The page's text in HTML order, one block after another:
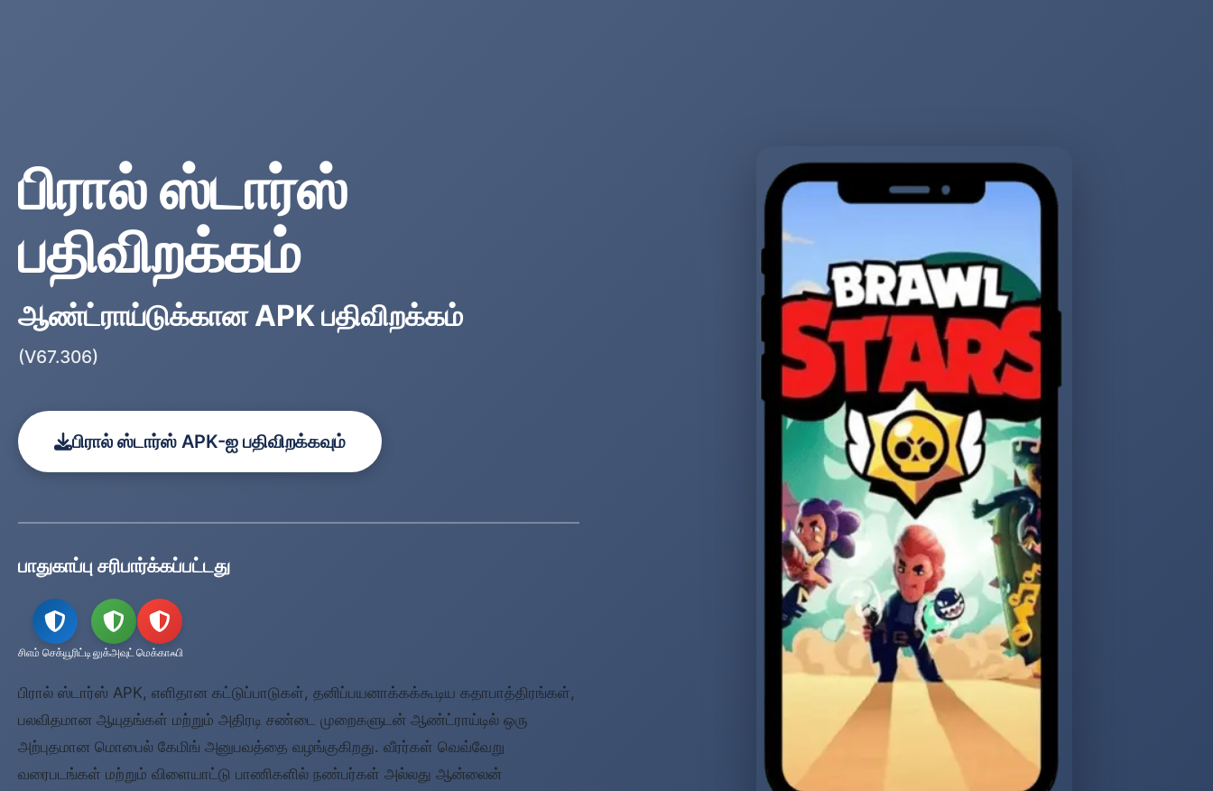
பிரால் ஸ்டார்ஸ்
பதிவிறக்கம்
ஆண்ட்ராய்டுக்கான APK பதிவிறக்கம்
(V67.306)
பிரால் ஸ்டார்ஸ் APK-ஐ பதிவிறக்கவும்
பாதுகாப்பு சரிபார்க்கப்பட்டது
சிஎம் செக்யூரிட்டிலுக்அவுட்மெக்காஃபி
பிரால் ஸ்டார்ஸ் APK, எளிதான கட்டுப்பாடுகள், தனிப்பயனாக்கக்கூடிய கதாபாத்திரங்கள்,
பலவிதமான ஆயுதங்கள் மற்றும் அதிரடி சண்டை முறைகளுடன் ஆண்ட்ராய்டில் ஒரு
அற்புதமான மொபைல் கேமிங் அனுபவத்தை வழங்குகிறது. வீரர்கள் வெவ்வேறு
வரைபடங்கள் மற்றும் விளையாட்டு பாணிகளில் நண்பர்கள் அல்லது ஆன்லைன்